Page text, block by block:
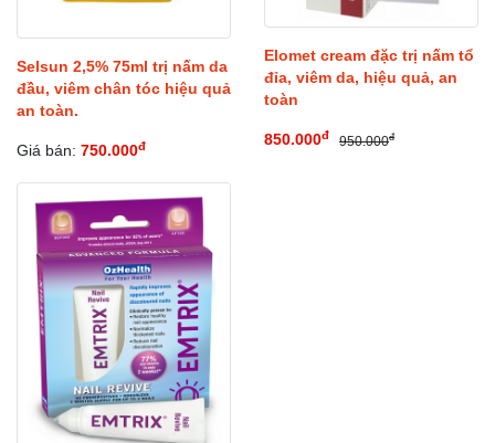
Selsun 2,5% 75ml trị nấm da
đầu, viêm chân tóc hiệu quả
an toàn.
Giá bán: 750.000đ
Elomet cream đặc trị nấm tổ
đỉa, viêm da, hiệu quả, an
toàn
850.000đ 950.000đ